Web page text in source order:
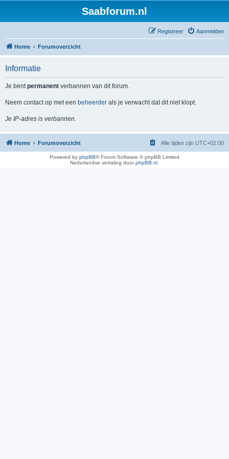
Saabforum.nl
Aanmelden
Registreer
Home Forumoverzicht
Informatie
Je bentpermanent verbannen van dit forum.
Neem contact op met een beheerder als je verwacht dat dit niet klopt.
Je IP-adres is verbannen.
Home Forumoverzicht Alle tijden zijn UTC+02:00
Powered by phpBB® Forum Software © phpBB Limited
Nederlandse vertaling doorphpBB.nl